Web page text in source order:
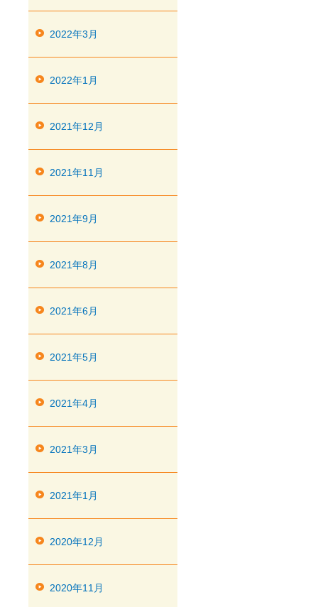
2022年3月
2022年1月
2021年12月
2021年11月
2021年9月
2021年8月
2021年6月
2021年5月
2021年4月
2021年3月
2021年1月
2020年12月
2020年11月